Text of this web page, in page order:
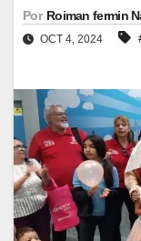
Por Roiman fermin
OCT 4, 2024